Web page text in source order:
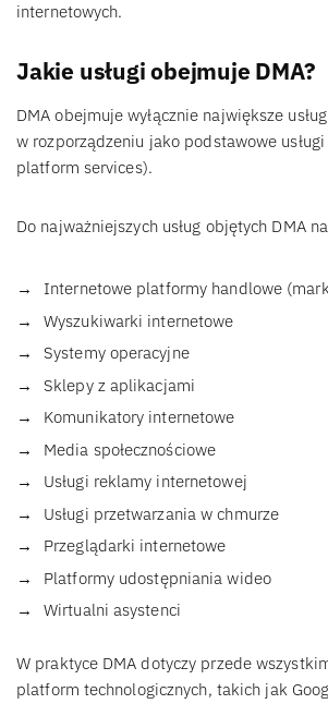
internetowych.
Jakie usługi obejmuje DMA?
DMA obejmuje wyłącznie największe
w rozporządzeniu jako podstawowe
platform services).
Do najważniejszych usług objętych DMA
Internetowe platformy handlowe
Wyszukiwarki internetowe
Systemy operacyjne
Sklepy z aplikacjami
Komunikatory internetowe
Media społecznościowe
Usługi reklamy internetowej
Usługi przetwarzania w chmurze
Przeglądarki internetowe
Platformy udostępniania wideo
Wirtualni asystenci
W praktyce DMA dotyczy przede
platform technologicznych, takich jak